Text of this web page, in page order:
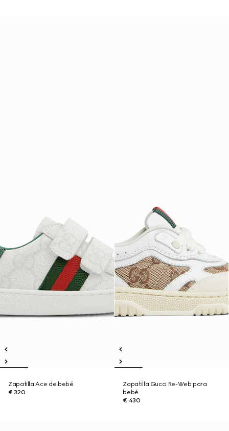
Zapatilla Ace de bebé
€ 320
Zapatilla Gucci Re-Web para
bebé
€ 430